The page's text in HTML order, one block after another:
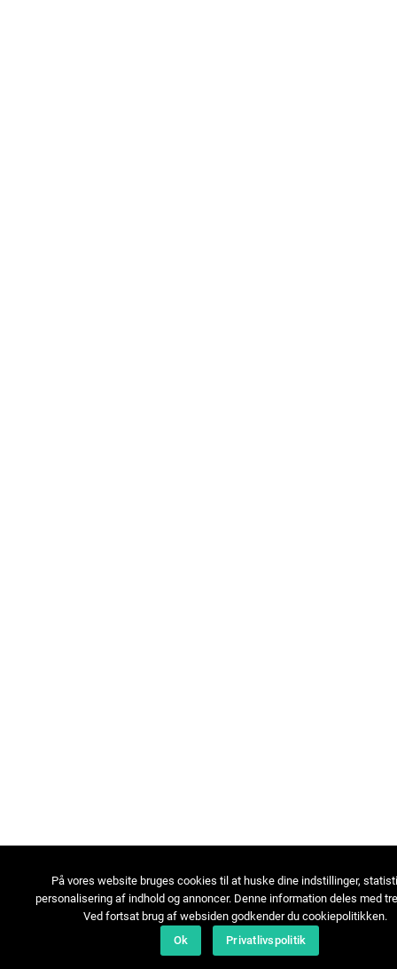
På vores website bruges cookies til at huske dine indstillinger,
personalisering af indhold og annoncer. Denne information deles med
Ved fortsat brug af websiden godkender du cookiepolitikken.
Ok
Privatlivspolitik